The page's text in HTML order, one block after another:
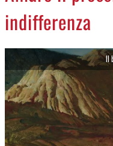
indifferenza
Il